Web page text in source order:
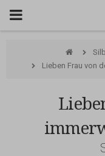
Lieben Frau von